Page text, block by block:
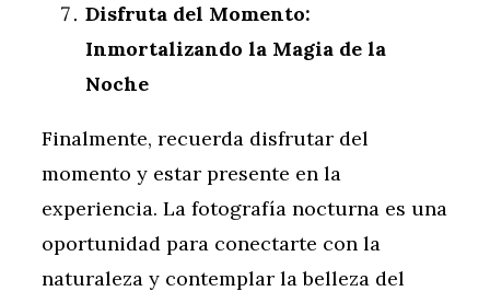
Disfruta del Momento:
Inmortalizando la Magia de la
Noche
Finalmente, recuerda disfrutar del
momento y estar presente en la
experiencia. La fotografía nocturna es una
oportunidad para conectarte con la
naturaleza y contemplar la belleza del